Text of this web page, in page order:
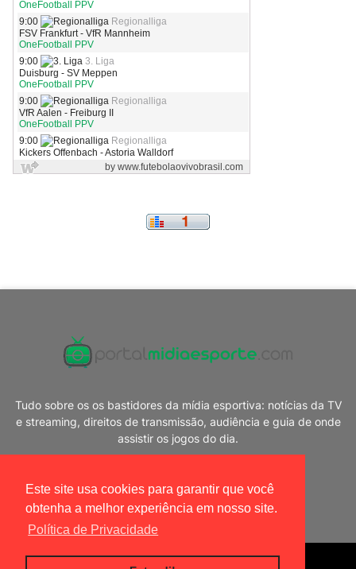
Este site usa cookies para garantir que você
obtenha a melhor experiência em nosso site.
Política de Privacidade
Tudo sobre os os bastidores da mídia esportiva: notícias da TV
e streaming, direitos de transmissão, audiência e guia de onde
assistir os jogos do dia.